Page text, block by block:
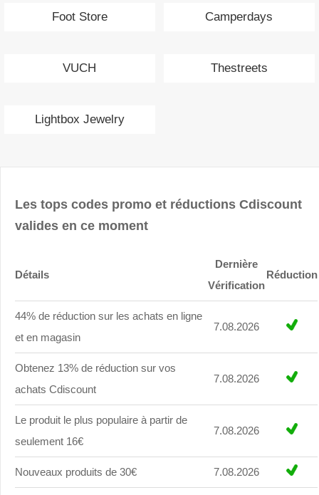
Foot Store Camperdays
VUCH Thestreets
Lightbox Jewelry
Les tops codes promo et réductions Cdiscount
valides en ce moment
Détails
Dernière
Vérification
Réduction
44% de réduction sur les achats en ligne
et en magasin
7.08.2026
Obtenez 13% de réduction sur vos
achats Cdiscount
7.08.2026
Le produit le plus populaire à partir de
seulement 16€
7.08.2026
Nouveaux produits de 30€ 7.08.2026